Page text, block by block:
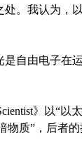
。我认为，
自由电子在
》以“以
物质”，后者